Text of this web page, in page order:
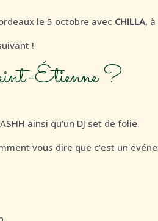
le 5 octobre avec CHILLA,
!
Étienne ?
ainsi qu’un DJ set de folie.
vous dire que c’est un